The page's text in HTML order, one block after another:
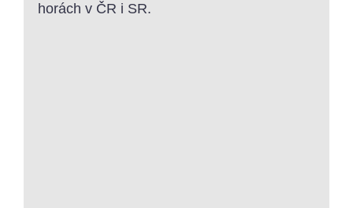
horách v ČR i SR.